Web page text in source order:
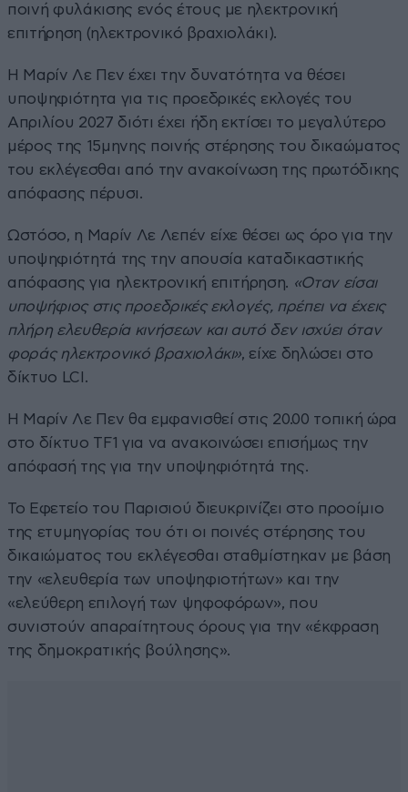
ποινή φυλάκισης ενός έτους με ηλεκτρονική
επιτήρηση (ηλεκτρονικό βραχιολάκι).
Η Μαρίν Λε Πεν έχει την δυνατότητα να θέσει
υποψηφιότητα για τις προεδρικές εκλογές του
Απριλίου 2027 διότι έχει ήδη εκτίσει το μεγαλύτερο
μέρος της 15μηνης ποινής στέρησης του δικαώματος
του εκλέγεσθαι από την ανακοίνωση της πρωτόδικης
απόφασης πέρυσι.
Ωστόσο, η Μαρίν Λε Λεπέν είχε θέσει ως όρο για την
υποψηφιότητά της την απουσία καταδικαστικής
απόφασης για ηλεκτρονική επιτήρηση. «Οταν είσαι
υποψήφιος στις προεδρικές εκλογές, πρέπει να έχεις
πλήρη ελευθερία κινήσεων και αυτό δεν ισχύει όταν
φοράς ηλεκτρονικό βραχιολάκι», είχε δηλώσει στο
δίκτυο LCI.
Η Μαρίν Λε Πεν θα εμφανισθεί στις 20.00 τοπική ώρα
στο δίκτυο TF1 για να ανακοινώσει επισήμως την
απόφασή της για την υποψηφιότητά της.
Το Εφετείο του Παρισιού διευκρινίζει στο προοίμιο
της ετυμηγορίας του ότι οι ποινές στέρησης του
δικαιώματος του εκλέγεσθαι σταθμίστηκαν με βάση
την «ελευθερία των υποψηφιοτήτων» και την
«ελεύθερη επιλογή των ψηφοφόρων», που
συνιστούν απαραίτητους όρους για την «έκφραση
της δημοκρατικής βούλησης».